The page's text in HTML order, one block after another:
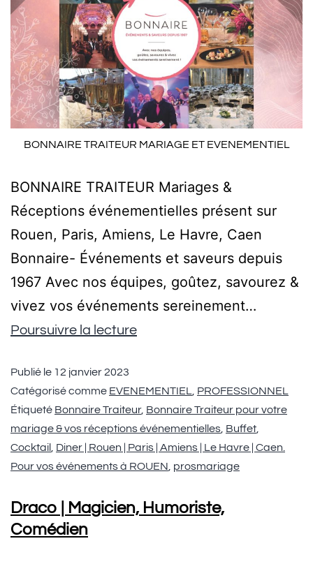
BONNAIRE TRAITEUR MARIAGE ET EVENEMENTIEL
BONNAIRE TRAITEUR Mariages &
Réceptions événementielles présent sur
Rouen, Paris, Amiens, Le Havre, Caen
Bonnaire- Événements et saveurs depuis
1967 Avec nos équipes, goûtez, savourez &
vivez vos événements sereinement…
Poursuivre la lecture
Publié le 12 janvier 2023
Catégorisé comme EVENEMENTIEL PROFESSIONNEL
Étiqueté Bonnaire Traiteur, Bonnaire Traiteur pour votre
mariage & vos réceptions événementielles Buffet
Cocktail
Diner | Rouen | Paris | Amiens | Le Havre | Caen.
Pour vos événements à ROUEN prosmariage
Draco | Magicien, Humoriste,
Comédien